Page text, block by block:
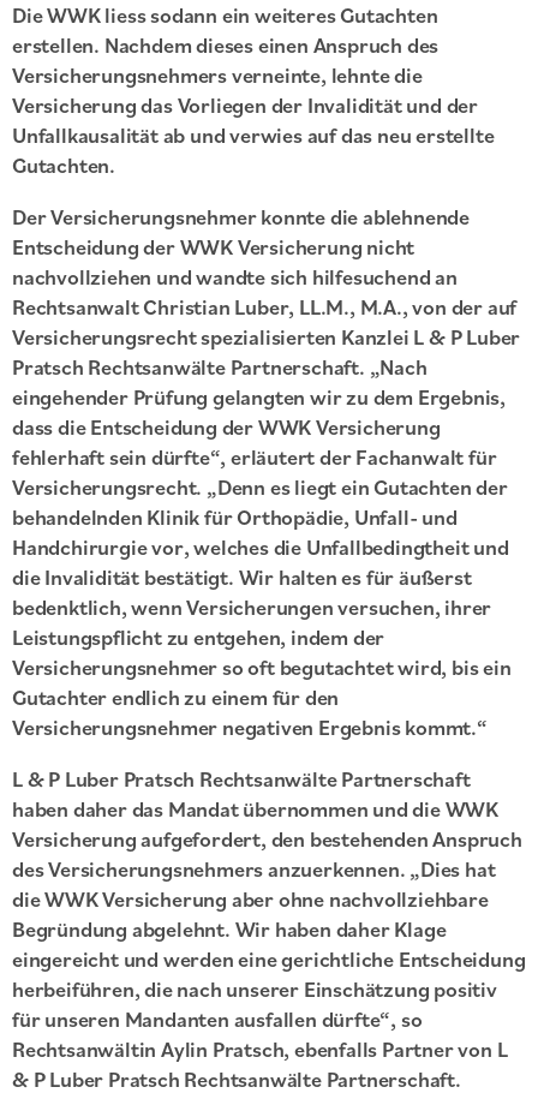
Die WWK liess sodann ein weiteres Gutachten
erstellen. Nachdem dieses einen Anspruch des
Versicherungsnehmers verneinte, lehnte die
Versicherung das Vorliegen der Invalidität und der
Unfallkausalität ab und verwies auf das neu erstellte
Gutachten.
Der Versicherungsnehmer konnte die ablehnende
Entscheidung der WWK Versicherung nicht
nachvollziehen und wandte sich hilfesuchend an
Rechtsanwalt Christian Luber, LL.M., M.A., von der auf
Versicherungsrecht spezialisierten Kanzlei L & P Luber
Pratsch Rechtsanwälte Partnerschaft. „Nach
eingehender Prüfung gelangten wir zu dem Ergebnis,
dass die Entscheidung der WWK Versicherung
fehlerhaft sein dürfte“, erläutert der Fachanwalt für
Versicherungsrecht. „Denn es liegt ein Gutachten der
behandelnden Klinik für Orthopädie, Unfall- und
Handchirurgie vor, welches die Unfallbedingtheit und
die Invalidität bestätigt. Wir halten es für äußerst
bedenktlich, wenn Versicherungen versuchen, ihrer
Leistungspflicht zu entgehen, indem der
Versicherungsnehmer so oft begutachtet wird, bis ein
Gutachter endlich zu einem für den
Versicherungsnehmer negativen Ergebnis kommt.“
L & P Luber Pratsch Rechtsanwälte Partnerschaft
haben daher das Mandat übernommen und die WWK
Versicherung aufgefordert, den bestehenden Anspruch
des Versicherungsnehmers anzuerkennen. „Dies hat
die WWK Versicherung aber ohne nachvollziehbare
Begründung abgelehnt. Wir haben daher Klage
eingereicht und werden eine gerichtliche Entscheidung
herbeiführen, die nach unserer Einschätzung positiv
für unseren Mandanten ausfallen dürfte“, so
Rechtsanwältin Aylin Pratsch, ebenfalls Partner von L
& P Luber Pratsch Rechtsanwälte Partnerschaft.